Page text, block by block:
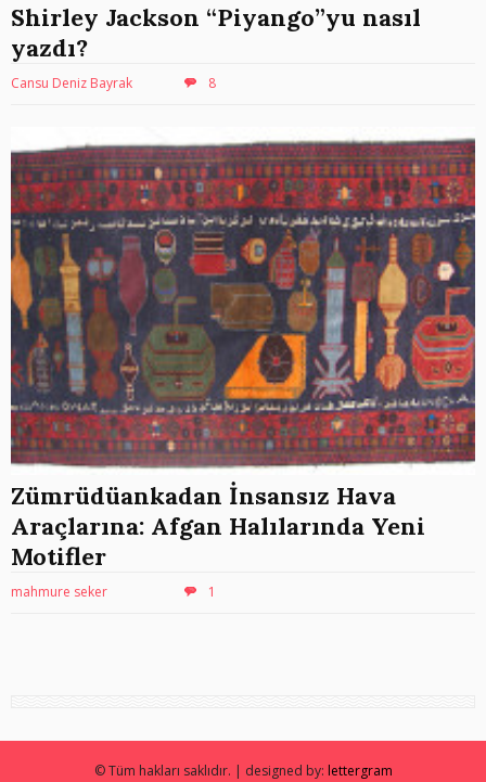
Shirley Jackson “Piyango”yu nasıl
yazdı?
Cansu Deniz Bayrak 8
Zümrüdüankadan İnsansız Hava
Araçlarına: Afgan Halılarında Yeni
Motifler
mahmure seker 1
© Tüm hakları saklıdır. | designed by: lettergram